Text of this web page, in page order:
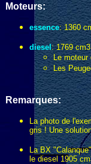
Moteurs:
essence: 1360
diesel: 1769
Le moteur
Les
Remarques:
La photo de
gris ! Une
La BX
le diesel 1905